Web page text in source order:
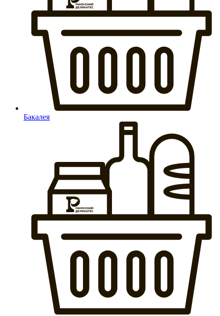
Бакалея